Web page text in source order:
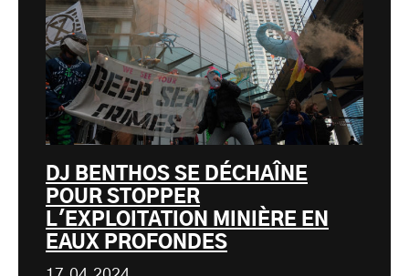
DJ BENTHOS SE DÉCHAÎNE
POUR STOPPER
L'EXPLOITATION MINIÈRE EN
EAUX PROFONDES